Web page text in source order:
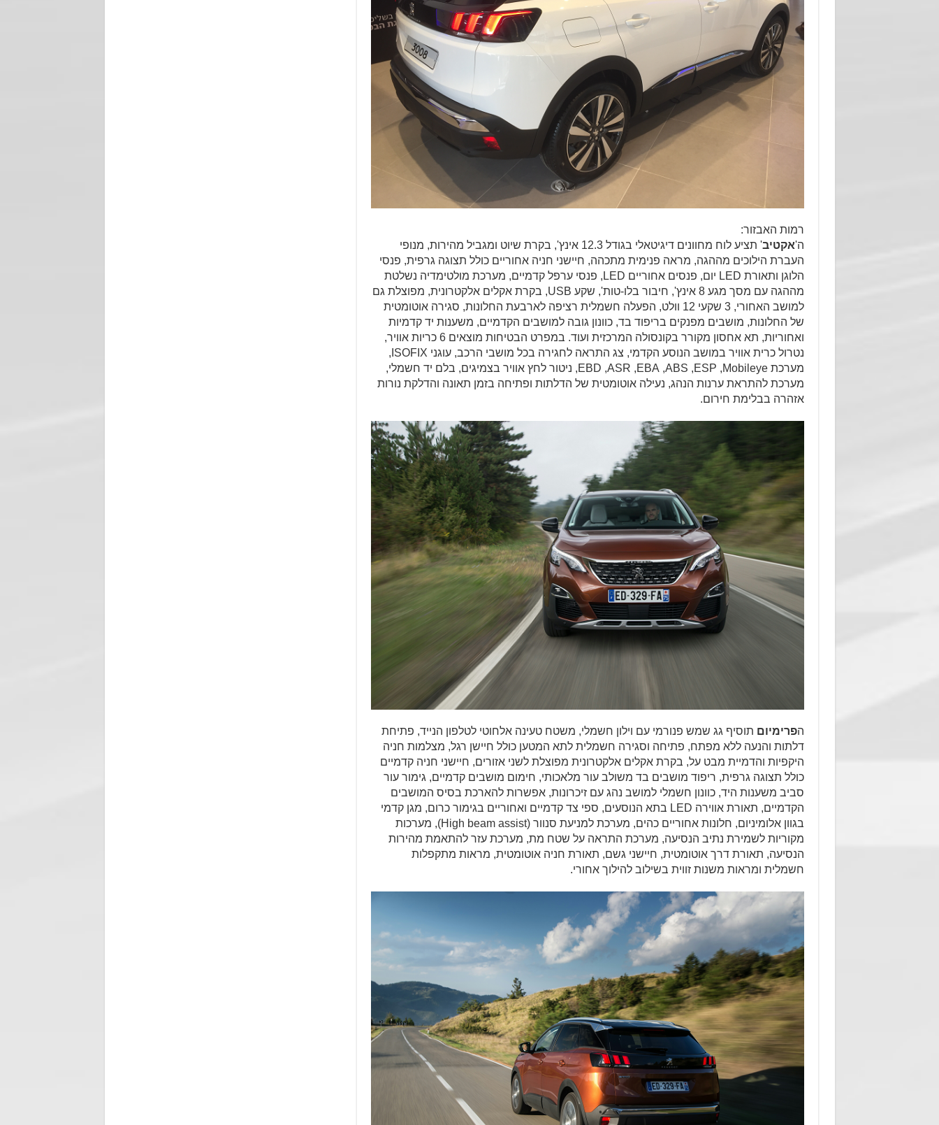
רמות האבזור:
ה'אקטיב
' תציע לוח מחוונים דיגיטאלי בגודל 12.3 אינץ', בקרת שיוט ומגביל מהירות, מנופי
העברת הילוכים מההגה, מראה פנימית מתכהה, חיישני חניה אחוריים כולל תצוגה גרפית, פנסי
הלוגן ותאורת LED יום, פנסים אחוריים LED , פנסי ערפל קדמיים, מערכת מולטימדיה נשלטת
מההגה עם מסך מגע 8 אינץ', חיבור בלו-טות', שקע
USB, בקרת אקלים אלקטרונית, מפוצלת גם
למושב האחורי, 3 שקעי 12 וולט, הפעלה חשמלית רציפה לארבעת החלונות, סגירה אוטומטית
של החלונות, מושבים מפנקים בריפוד בד, כוונון גובה למושבים הקדמיים, משענות יד קדמיות
ואחוריות, תא אחסון מקורר בקונסולה המרכזית ועוד. במפרט הבטיחות מוצאים 6 כריות אוויר,
נטרול כרית אוויר במושב הנוסע הקדמי, צג התראה לחגירה בכל מושבי הרכב, עוגני ISOFIX
,
מערכתMobileye
,
ESP
,
ABS
,
EBA
,
ASR
,
EBD, ניטור לחץ אוויר בצמיגים, בלם יד חשמלי,
מערכת להתראת ערנות הנהג, נעילה אוטומטית של הדלתות ופתיחה בזמן תאונה והדלקת נורות
אזהרה בבלימת חירום.
הפרימיום תוסיף גג שמש פנורמי עם וילון חשמלי, משטח טעינה אלחוטי לטלפון הנייד, פתיחת
דלתות והנעה ללא מפתח, פתיחה וסגירה חשמלית לתא המטען כולל חיישן רגל, מצלמות חניה
היקפיות והדמיית מבט על, בקרת אקלים אלקטרונית מפוצלת לשני אזורים, חיישני חניה קדמיים
כולל תצוגה גרפית, ריפוד מושבים בד משולב עור מלאכותי, חימום מושבים קדמיים, גימור עור
סביב משענות היד, כוונון חשמלי למושב נהג עם זיכרונות, אפשרות להארכת בסיס המושבים
הקדמיים, תאורת אווירה LED בתא הנוסעים, ספי צד קדמיים ואחוריים בגימור כרום, מגן קדמי
בגוון אלומיניום, חלונות אחוריים כהים, מערכת למניעת סנוור (High beam assist), מערכות
מקוריות לשמירת נתיב הנסיעה, מערכת התראה על שטח מת, מערכת עזר להתאמת מהירות
הנסיעה, תאורת דרך אוטומטית, חיישני גשם, תאורת חניה אוטומטית, מראות מתקפלות
חשמלית ומראות משנות זווית בשילוב להילוך אחורי.